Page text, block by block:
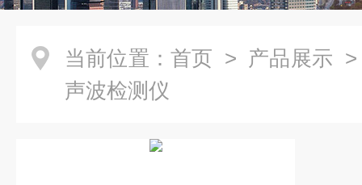
当前位置： 首页 > 产品展示
声波检测仪